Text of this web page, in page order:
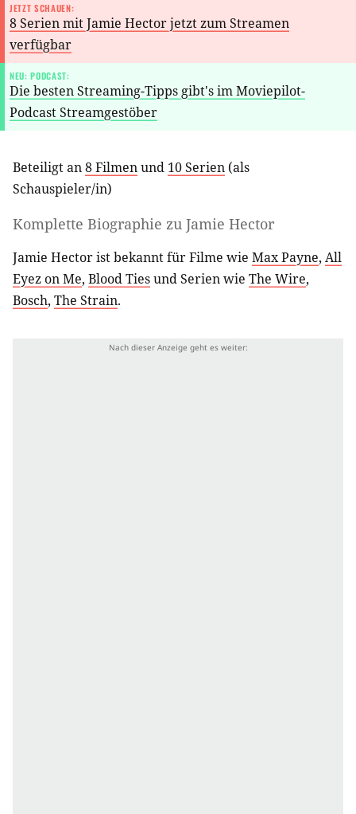
JETZT SCHAUEN:
8 Serien mit Jamie Hector jetzt zum Streamen
verfügbar
NEU: PODCAST:
Die besten Streaming-Tipps gibt's im Moviepilot-
Podcast Streamgestöber
Beteiligt an8 Filmenund 10 Serien (als
Schauspieler/in)
Komplette Biographie zu Jamie Hector
Jamie Hector ist bekannt für Filme wie Max Payne, All
Eyez on Me, Blood Tiesund Serien wie The Wire,
Bosch, The Strain.